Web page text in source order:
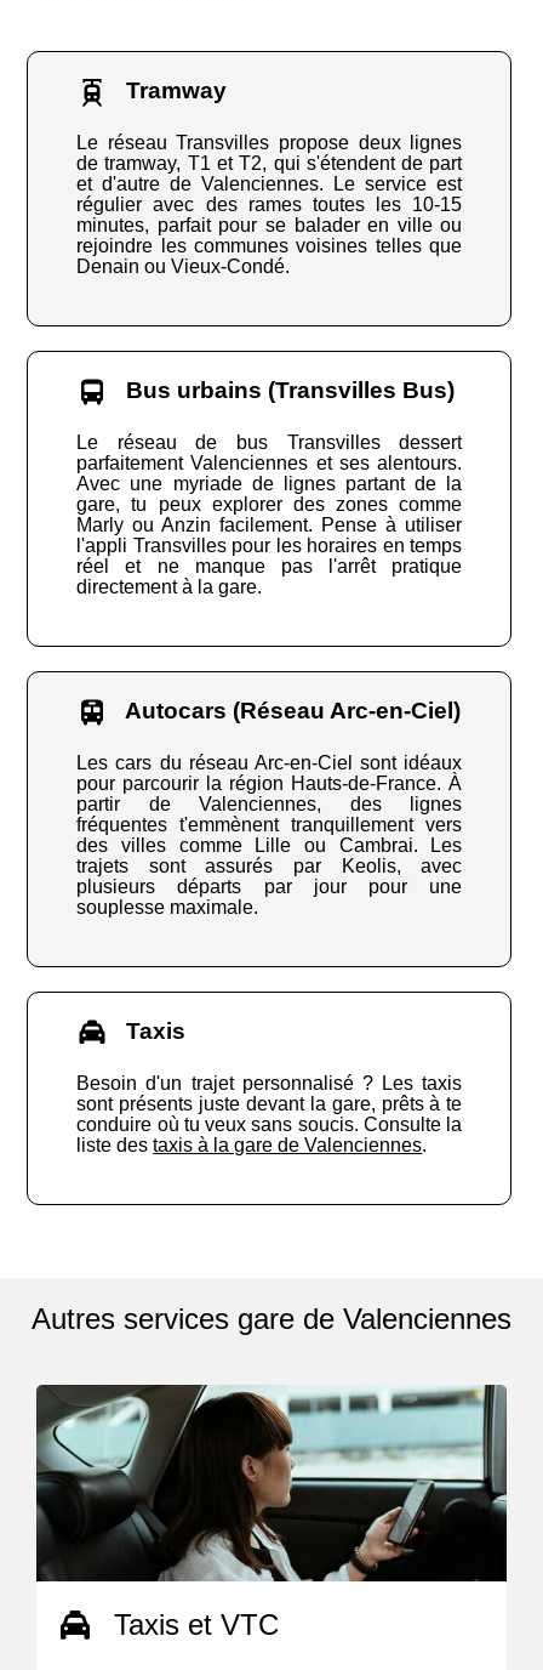
Tramway
Le réseau Transvilles propose deux lignes
de tramway, T1 et T2, qui s'étendent de part
et d'autre de Valenciennes. Le service est
régulier avec des rames toutes les 10-15
minutes, parfait pour se balader en ville ou
rejoindre les communes voisines telles que
Denain ou Vieux-Condé.
Bus urbains (Transvilles Bus)
Le réseau de bus Transvilles dessert
parfaitement Valenciennes et ses alentours.
Avec une myriade de lignes partant de la
gare, tu peux explorer des zones comme
Marly ou Anzin facilement. Pense à utiliser
l'appli Transvilles pour les horaires en temps
réel et ne manque pas l'arrêt pratique
directement à la gare.
Autocars (Réseau Arc-en-Ciel)
Les cars du réseau Arc-en-Ciel sont idéaux
pour parcourir la région Hauts-de-France. À
partir de Valenciennes, des lignes
fréquentes t'emmènent tranquillement vers
des villes comme Lille ou Cambrai. Les
trajets sont assurés par Keolis, avec
plusieurs départs par jour pour une
souplesse maximale.
Taxis
Besoin d'un trajet personnalisé ? Les taxis
sont présents juste devant la gare, prêts à te
conduire où tu veux sans soucis. Consulte la
liste destaxis à la gare de Valenciennes.
Autres services gare de Valenciennes
Taxis et VTC